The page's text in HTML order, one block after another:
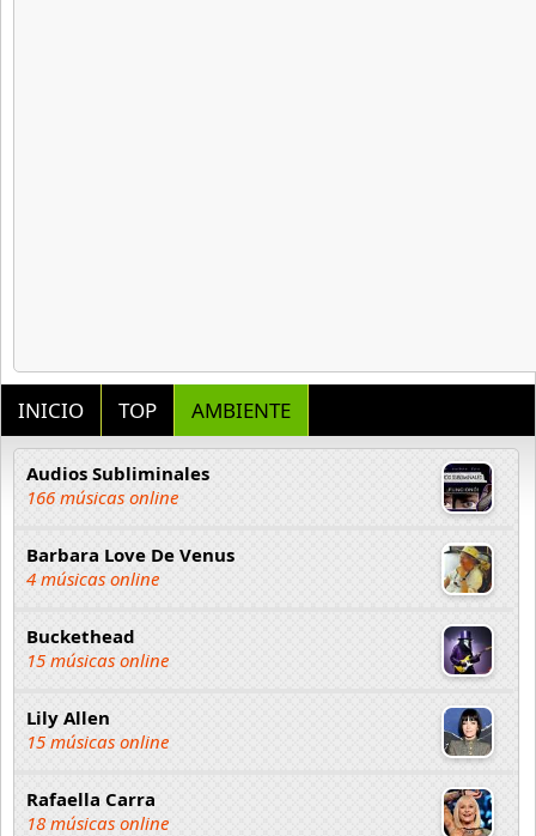
INICIO TOP AMBIENTE
Audios Subliminales
166 músicas online
Barbara Love De Venus
4 músicas online
Buckethead
15 músicas online
Lily Allen
15 músicas online
Rafaella Carra
18 músicas online